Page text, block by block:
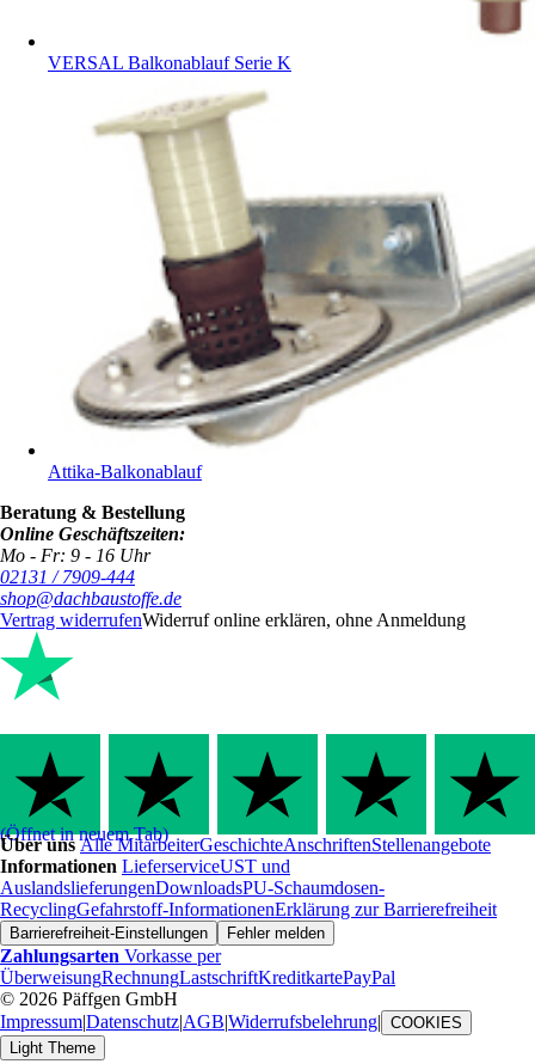
VERSAL Balkonablauf Serie K
Attika-Balkonablauf
Beratung & Bestellung
Online Geschäftszeiten:
Mo - Fr: 9 - 16 Uhr
02131 / 7909-444
shop@dachbaustoffe.de
Vertrag widerrufenWiderruf online erklären, ohne Anmeldung
(Öffnet in neuem Tab)
Über unsAlle MitarbeiterGeschichteAnschriftenStellenangebote
Informationen LieferserviceUST und
AuslandslieferungenDownloadsPU-Schaumdosen-
RecyclingGefahrstoff-InformationenErklärung zur Barrierefreiheit
Barrierefreiheit-Einstellungen Fehler melden
Zahlungsarten Vorkasse per
ÜberweisungRechnungLastschriftKreditkartePayPal
© 2026 Päffgen GmbH
Impressum|Datenschutz|AGB|Widerrufsbelehrung| COOKIES
Light Theme